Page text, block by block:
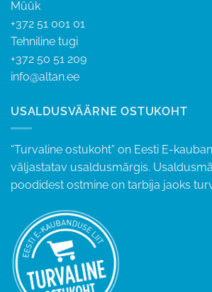
Müük
+372 51 001 01
Tehniline tugi
+372 50 51 209
info@altan.ee
USALDUSVÄÄRNE OSTUKOHT
“Turvaline ostukoht” on Eesti E-
väljastatav usaldusmärgis.
poodidest ostmine on tarbija jaoks